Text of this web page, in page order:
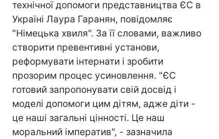
технічної допомоги представництва ЄС в
Україні Лаура Гаранян, повідомляє
"Німецька хвиля". За її словами, важливо
створити превентивні установи,
реформувати інтернати і зробити
прозорим процес усиновлення. "ЄС
готовий запропонувати свій досвід і
моделі допомоги цим дітям, адже діти -
це наші загальні цінності. Це наш
моральний імператив", - зазначила